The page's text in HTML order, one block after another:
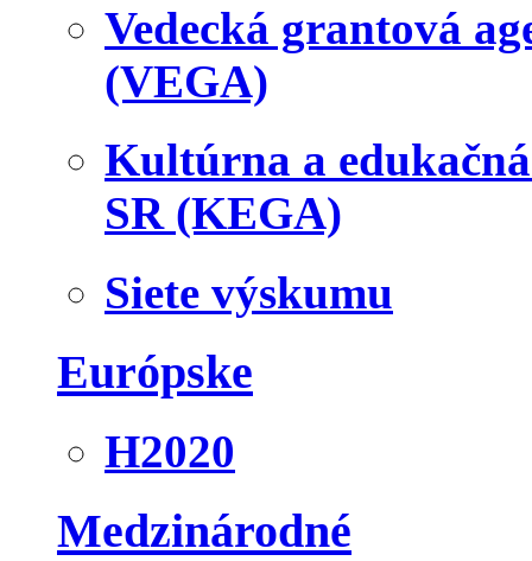
Vedecká grantová
(VEGA)
Kultúrna a
SR (KEGA)
Siete výskumu
Európske
H2020
Medzinárodné